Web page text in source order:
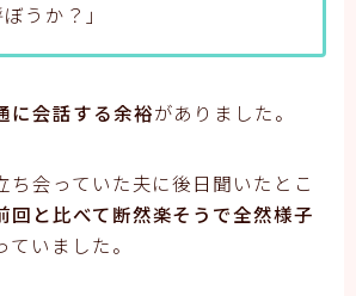
うか？」
に会話する余裕がありました。
ち会っていた夫に後日聞いたとこ
回と比べて断然楽そうで全然様子
ていました。